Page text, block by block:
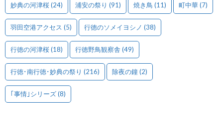
妙典の河津桜(24) 浦安の祭り (91) 焼き鳥 (11) 町中華(7)
羽田空港アクセス (5) 行徳のソメイヨシノ (38)
行徳の河津桜(18) 行徳野鳥観察舎 (49)
行徳･南行徳･妙典の祭り (216) 除夜の鐘(2)
｢事情｣シリーズ(8)